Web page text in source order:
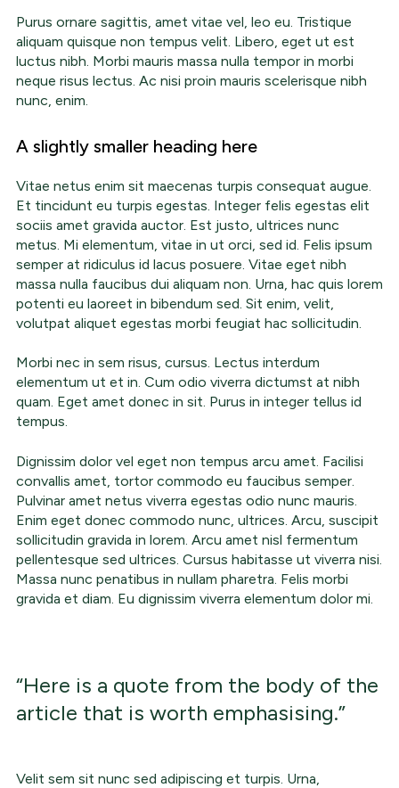
Purus ornare sagittis, amet vitae vel, leo eu. Tristique
aliquam quisque non tempus velit. Libero, eget ut est
luctus nibh. Morbi mauris massa nulla tempor in morbi
neque risus lectus. Ac nisi proin mauris scelerisque nibh
nunc, enim.
A slightly smaller heading here
Vitae netus enim sit maecenas turpis consequat augue.
Et tincidunt eu turpis egestas. Integer felis egestas elit
sociis amet gravida auctor. Est justo, ultrices nunc
metus. Mi elementum, vitae in ut orci, sed id. Felis ipsum
semper at ridiculus id lacus posuere. Vitae eget nibh
massa nulla faucibus dui aliquam non. Urna, hac quis lorem
potenti eu laoreet in bibendum sed. Sit enim, velit,
volutpat aliquet egestas morbi feugiat hac sollicitudin.
Morbi nec in sem risus, cursus. Lectus interdum
elementum ut et in. Cum odio viverra dictumst at nibh
quam. Eget amet donec in sit. Purus in integer tellus id
tempus.
Dignissim dolor vel eget non tempus arcu amet. Facilisi
convallis amet, tortor commodo eu faucibus semper.
Pulvinar amet netus viverra egestas odio nunc mauris.
Enim eget donec commodo nunc, ultrices. Arcu, suscipit
sollicitudin gravida in lorem. Arcu amet nisl fermentum
pellentesque sed ultrices. Cursus habitasse ut viverra nisi.
Massa nunc penatibus in nullam pharetra. Felis morbi
gravida et diam. Eu dignissim viverra elementum dolor mi.
“Here is a quote from the body of the
article that is worth emphasising.”
Velit sem sit nunc sed adipiscing et turpis. Urna,